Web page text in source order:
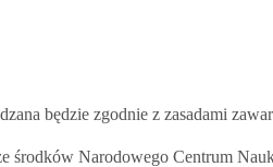
będzie zgodnie z zasadami
środków Narodowego Centrum